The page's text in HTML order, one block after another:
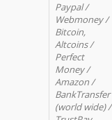
Paypal /
Webmoney /
Bitcoin,
Altcoins /
Perfect
Money /
Amazon /
BankTransfer
(world wide) /